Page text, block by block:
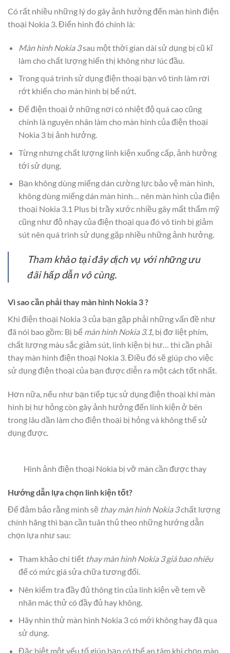
Có rất nhiều những lý do gây ảnh hưởng đến màn hình điện
thoại Nokia 3. Điển hình đó chính là:
Màn hình Nokia 3sau một thời gian dài sử dụng bị cũ kĩ
làm cho chất lượng hiển thị không như lúc đầu.
Trong quá trình sử dụng điện thoại bạn vô tình làm rơi
rớt khiến cho màn hình bị bể nứt.
Để điện thoại ở những nơi có nhiệt độ quá cao cũng
chính là nguyên nhân làm cho màn hình của điện thoại
Nokia 3 bị ảnh hưởng.
Từng nhưng chất lượng linh kiện xuống cấp, ảnh hưởng
tới sử dụng.
Bạn không dùng miếng dán cường lực bảo vệ màn hình,
không dùng miếng dán màn hình… nên màn hình của điện
thoại Nokia 3.1 Plus bị trầy xước nhiều gây mất thẩm mỹ
cũng như độ nhạy của điện thoại qua đó vô tình bị giảm
sút nên quá trình sử dụng gặp nhiều những ảnh hưởng.
Tham khảo tại đây dịch vụ với những ưu
đãi hấp dẫn vô cùng.
Vì sao cần phải thay màn hình Nokia 3 ?
Khi điện thoại Nokia 3 của bạn gặp phải những vấn đề như
đã nói bao gồm: Bị bể màn hình Nokia 3.1, bị đơ liệt phím,
chất lượng màu sắc giảm sút, linh kiện bị hư… thì cần phải
thay màn hình điện thoại Nokia 3. Điều đó sẽ giúp cho việc
sử dụng điện thoại của bạn được diễn ra một cách tốt nhất.
Hơn nữa, nếu như bạn tiếp tục sử dụng điện thoại khi màn
hình bị hư hỏng còn gây ảnh hưởng đến linh kiện ở bên
trong lâu dần làm cho điện thoại bị hỏng và không thể sử
dụng được.
Hình ảnh điện thoại Nokia bị vỡ màn cần được thay
Hướng dẫn lựa chọn linh kiện tốt?
Để đảm bảo rằng mình sẽ thay màn hình Nokia 3chất lượng
chính hãng thì bạn cần tuân thủ theo những hướng dẫn
chọn lựa như sau:
Tham khảo chi tiết thay màn hình Nokia 3 giá bao nhiêu
để có mức giá sửa chữa tương đối.
Nên kiểm tra đầy đủ thông tin của linh kiện về tem về
nhãn mác thử có đầy đủ hay không.
Hãy nhìn thử màn hình Nokia 3 có mới không hay đã qua
sử dụng.
Đặc biệt một yếu tố giúp bạn có thể an tâm khi chọn màn